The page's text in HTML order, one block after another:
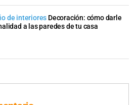
de interiores Decoración: cómo darle
a las paredes de tu casa